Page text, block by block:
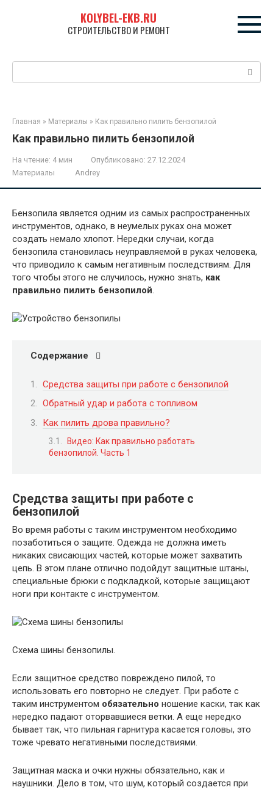
KOLYBEL-EKB.RU
СТРОИТЕЛЬСТВО И РЕМОНТ
Главная » Материалы » Как правильно пилить бензопилой
Как правильно пилить бензопилой
На чтение: 4 мин Опубликовано: 27.12.2024
Материалы
Andrey
Бензопила является одним из самых распространенных
инструментов, однако, в неумелых руках она может
создать немало хлопот. Нередки случаи, когда
бензопила становилась неуправляемой в руках человека,
что приводило к самым негативным последствиям. Для
того чтобы этого не случилось, нужно знать, как
правильно пилить бензопилой.
Содержание
Средства защиты при работе с бензопилой
Обратный удар и работа с топливом
Как пилить дрова правильно?
Видео: Как правильно работать
бензопилой. Часть 1
Средства защиты при работе с
бензопилой
Во время работы с таким инструментом необходимо
позаботиться о защите. Одежда не должна иметь
никаких свисающих частей, которые может захватить
цепь. В этом плане отлично подойдут защитные штаны,
специальные брюки с подкладкой, которые защищают
ноги при контакте с инструментом.
Схема шины бензопилы.
Если защитное средство повреждено пилой, то
использовать его повторно не следует. При работе с
таким инструментом обязательно ношение каски, так как
нередко падают оторвавшиеся ветки. А еще нередко
бывает так, что пильная гарнитура касается головы, это
тоже чревато негативными последствиями.
Защитная маска и очки нужны обязательно, как и
наушники. Дело в том, что шум, который создается при